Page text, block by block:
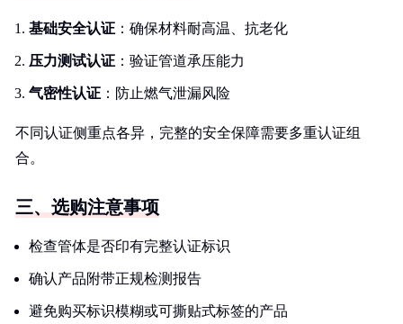
基础安全认证 ：确保材料耐高温、抗老化
压力测试认证 ：验证管道承压能力
气密性认证 ：防止燃气泄漏风险
不同认证侧重点各异，完整的安全保障需要多重认证组
合。
三、选购注意事项
检查管体是否印有完整认证标识
确认产品附带正规检测报告
避免购买标识模糊或可撕贴式标签的产品